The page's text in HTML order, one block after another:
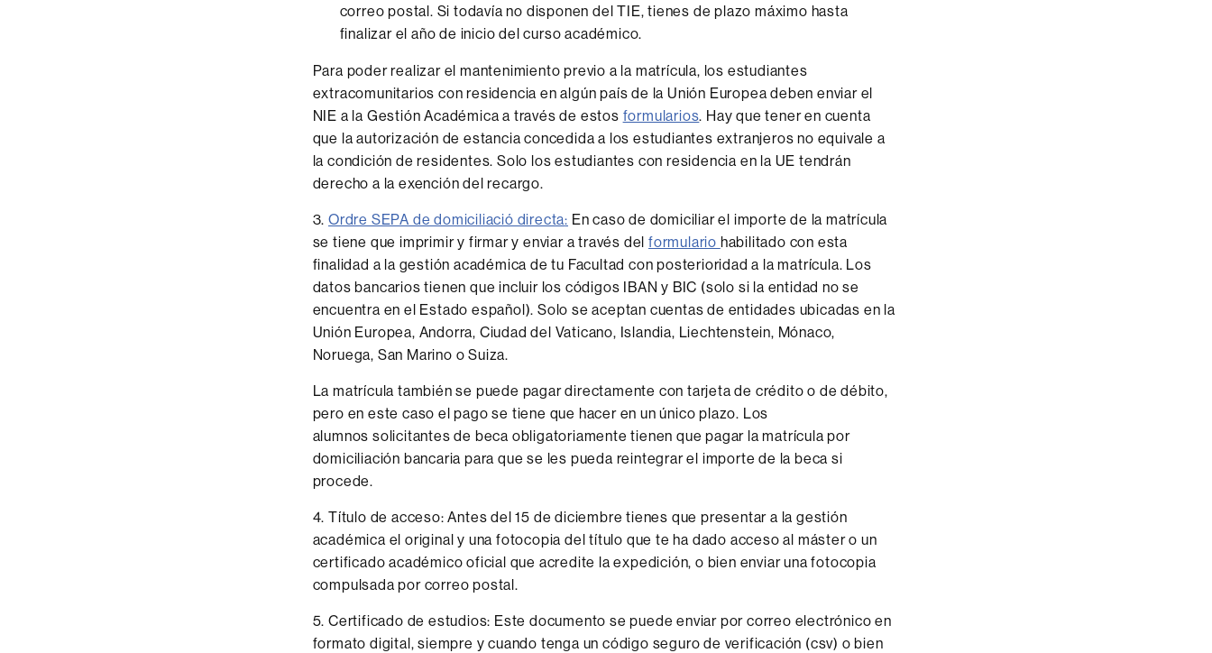
correo postal. Si todavía no disponen del TIE, tienes de plazo máximo hasta
finalizar el año de inicio del curso académico.
Para poder realizar el mantenimiento previo a la matrícula, los estudiantes
extracomunitarios con residencia en algún país de la Unión Europea deben enviar el
NIE a la Gestión Académica a través de estos formularios. Hay que tener en cuenta
que la autorización de estancia concedida a los estudiantes extranjeros no equivale a
la condición de residentes. Solo los estudiantes con residencia en la UE tendrán
derecho a la exención del recargo.
3. Ordre SEPA de domiciliació directa: En caso de domiciliar el importe de la matrícula
se tiene que imprimir y firmar y enviar a través del formulario habilitado con esta
finalidad a la gestión académica de tu Facultad con posterioridad a la matrícula. Los
datos bancarios tienen que incluir los códigos IBAN y BIC (solo si la entidad no se
encuentra en el Estado español). Solo se aceptan cuentas de entidades ubicadas en la
Unión Europea, Andorra, Ciudad del Vaticano, Islandia, Liechtenstein, Mónaco,
Noruega, San Marino o Suiza.
La matrícula también se puede pagar directamente con tarjeta de crédito o de débito,
pero en este caso el pago se tiene que hacer en un único plazo. Los
alumnos solicitantes de beca obligatoriamente tienen que pagar la matrícula por
domiciliación bancaria para que se les pueda reintegrar el importe de la beca si
procede.
4. Título de acceso: Antes del 15 de diciembre tienes que presentar a la gestión
académica el original y una fotocopia del título que te ha dado acceso al máster o un
certificado académico oficial que acredite la expedición, o bien enviar una fotocopia
compulsada por correo postal.
5. Certificado de estudios: Este documento se puede enviar por correo electrónico en
formato digital, siempre y cuando tenga un código seguro de verificación (csv) o bien